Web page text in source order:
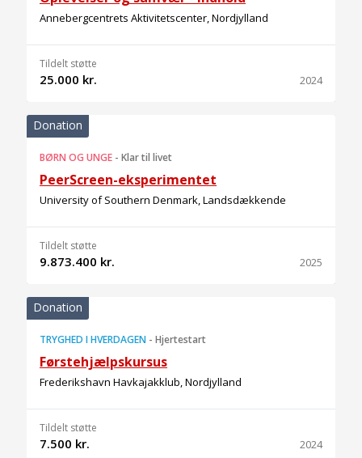
Annebergcentrets Aktivitetscenter, Nordjylland
Tildelt støtte
25.000 kr. 2024
Donation
BØRN OG UNGE - Klar til livet
PeerScreen-eksperimentet
University of Southern Denmark, Landsdækkende
Tildelt støtte
9.873.400 kr. 2025
Donation
TRYGHED I HVERDAGEN - Hjertestart
Førstehjælpskursus
Frederikshavn Havkajakklub, Nordjylland
Tildelt støtte
7.500 kr. 2024